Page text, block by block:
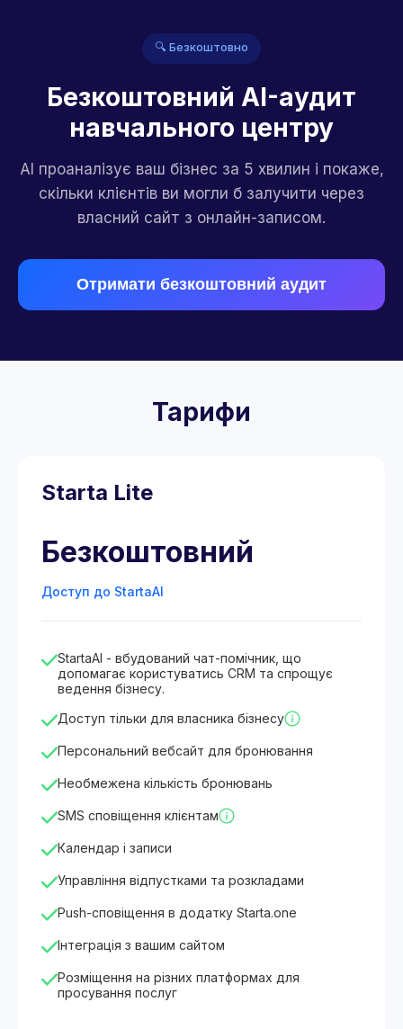
🔍 Безкоштовно
Безкоштовний AI-аудит
навчального центру
AI проаналізує ваш бізнес за 5 хвилин і покаже,
скільки клієнтів ви могли б залучити через
власний сайт з онлайн-записом.
Отримати безкоштовний аудит
Тарифи
Starta Lite
Безкоштовний
Доступ до StartaAI
StartaAI - вбудований чат-помічник, що
допомагає користуватись CRM та спрощує
ведення бізнесу.
Доступ тільки для власника бізнесу
Персональний вебсайт для бронювання
Необмежена кількість бронювань
SMS сповіщення клієнтам
Календар і записи
Управління відпустками та розкладами
Push-сповіщення в додатку Starta.one
Інтеграція з вашим сайтом
Розміщення на різних платформах для
просування послуг